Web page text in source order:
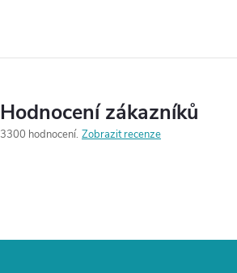
Hodnocení zákazníků
3300 hodnocení Zobrazit recenze